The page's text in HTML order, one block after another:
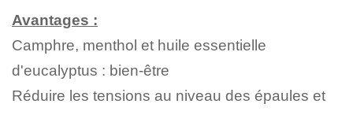
Avantages :
Camphre, menthol et huile essentielle
d'eucalyptus : bien-être
Réduire les tensions au niveau des épaules et